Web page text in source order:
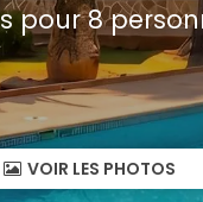
pour 8
VOIR LES PHOTOS